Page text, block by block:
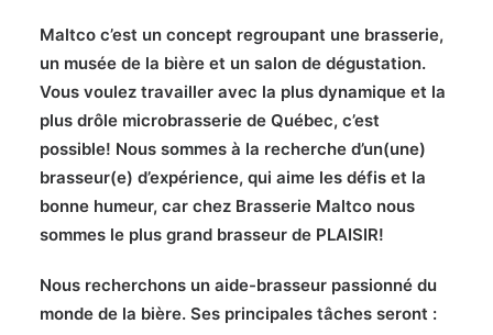
Maltco c’est un concept regroupant une brasserie,
un musée de la bière et un salon de dégustation.
Vous voulez travailler avec la plus dynamique et la
plus drôle microbrasserie de Québec, c’est
possible! Nous sommes à la recherche d’un(une)
brasseur(e) d’expérience, qui aime les défis et la
bonne humeur, car chez Brasserie Maltco nous
sommes le plus grand brasseur de PLAISIR!
Nous recherchons un aide-brasseur passionné du
monde de la bière. Ses principales tâches seront :